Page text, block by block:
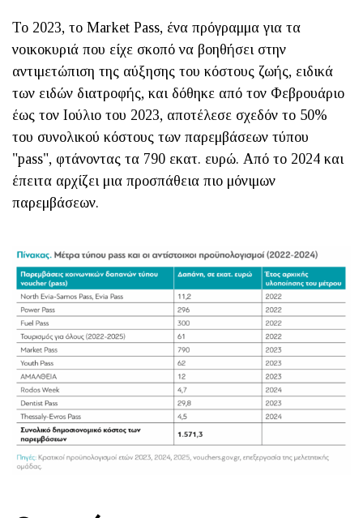
Το 2023, το Market Pass, ένα πρόγραμμα για τα
νοικοκυριά που είχε σκοπό να βοηθήσει στην
αντιμετώπιση της αύξησης του κόστους ζωής, ειδικά
των ειδών διατροφής, και δόθηκε από τον Φεβρουάριο
έως τον Ιούλιο του 2023, αποτέλεσε σχεδόν το 50%
του συνολικού κόστους των παρεμβάσεων τύπου
"pass", φτάνοντας τα 790 εκατ. ευρώ. Από το 2024 και
έπειτα αρχίζει μια προσπάθεια πιο μόνιμων
παρεμβάσεων.